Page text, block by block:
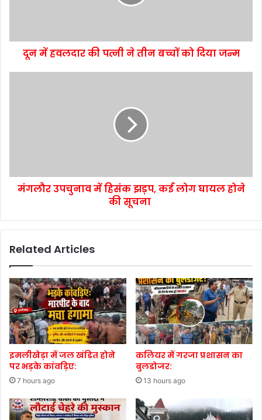
दून में हवलदार की पत्नी ने तीन बच्चों को दिया जन्म
मंगलौर उपचुनाव में हिसंक झड़प, कई लोग घायल होने
की सूचना
Related Articles
इमलीखेड़ा में जल खंडित होने
पर भड़के कांवड़िए:
7 hours ago
कलियर में गरजा प्रशासन का
बुलडोजर:
13 hours ago